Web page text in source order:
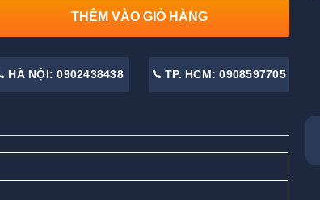
THÊM VÀO GIỎ HÀNG
HÀ NỘI: 0902438438 TP. HCM: 0908597705